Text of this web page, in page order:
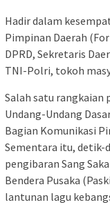
Hadir dalam
Pimpinan Daerah
DPRD, Sekretaris
TNI-Polri, tokoh
Salah satu rangkaian
Undang-Undang
Bagian Komunikasi
Sementara itu, detik-
pengibaran Sang
Bendera Pusaka
lantunan lagu